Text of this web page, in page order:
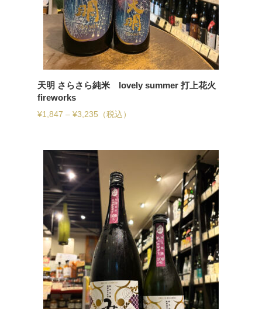
天明 さらさら純米 lovely summer 打上花火
fireworks
¥1,847 – ¥3,235 （税込）